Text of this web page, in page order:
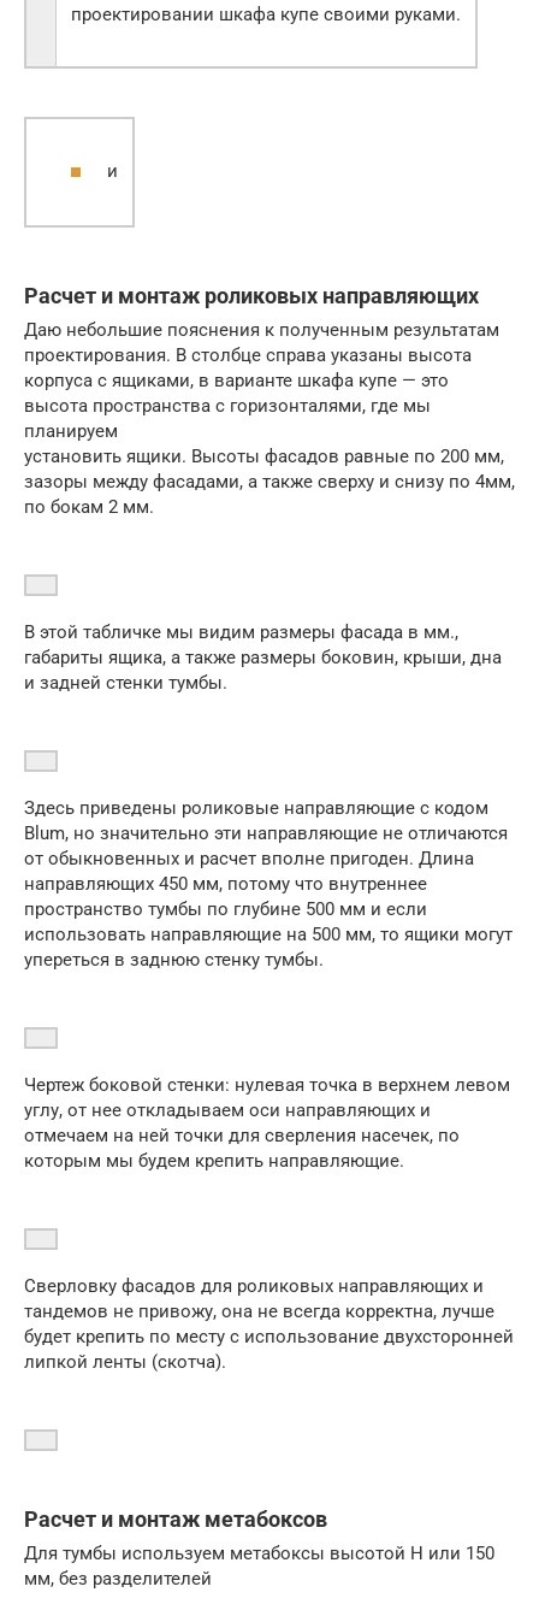
проектировании шкафа купе своими руками.
и
Расчет и монтаж роликовых направляющих
Даю небольшие пояснения к полученным результатам
проектирования. В столбце справа указаны высота
корпуса с ящиками, в варианте шкафа купе — это
высота пространства с горизонталями, где мы
планируем
установить ящики. Высоты фасадов равные по 200 мм,
зазоры между фасадами, а также сверху и снизу по 4мм,
по бокам 2 мм.
В этой табличке мы видим размеры фасада в мм.,
габариты ящика, а также размеры боковин, крыши, дна
и задней стенки тумбы.
Здесь приведены роликовые направляющие с кодом
Blum, но значительно эти направляющие не отличаются
от обыкновенных и расчет вполне пригоден. Длина
направляющих 450 мм, потому что внутреннее
пространство тумбы по глубине 500 мм и если
использовать направляющие на 500 мм, то ящики могут
упереться в заднюю стенку тумбы.
Чертеж боковой стенки: нулевая точка в верхнем левом
углу, от нее откладываем оси направляющих и
отмечаем на ней точки для сверления насечек, по
которым мы будем крепить направляющие.
Сверловку фасадов для роликовых направляющих и
тандемов не привожу, она не всегда корректна, лучше
будет крепить по месту с использование двухсторонней
липкой ленты (скотча).
Расчет и монтаж метабоксов
Для тумбы используем метабоксы высотой Н или 150
мм, без разделителей